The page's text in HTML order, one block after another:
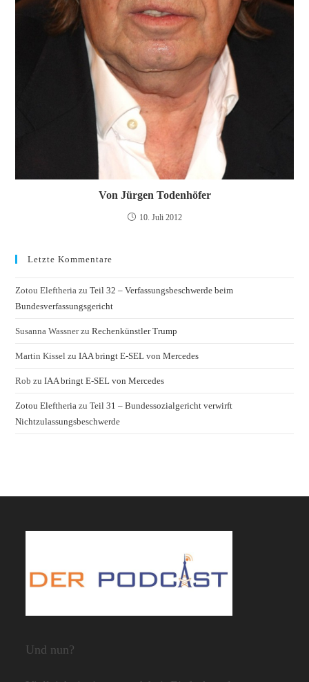
Von Jürgen Todenhöfer
10. Juli 2012
Letzte Kommentare
Zotou Eleftheria zuTeil 32 – Verfassungsbeschwerde beim
Bundesverfassungsgericht
Susanna WassnerzuRechenkünstler Trump
Martin Kissel zuIAA bringt E-SEL von Mercedes
Rob zuIAA bringt E-SEL von Mercedes
Zotou Eleftheria zuTeil 31 – Bundessozialgericht verwirft
Nichtzulassungsbeschwerde
Und nun?